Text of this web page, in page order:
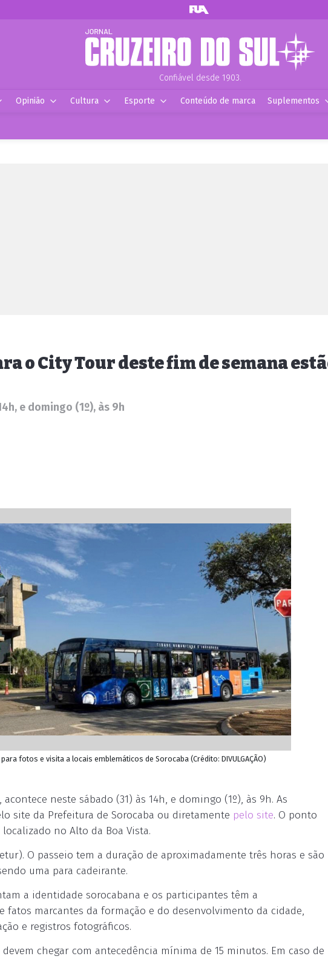
Confiável desde 1903.
Opinião Cultura Esporte Conteúdo de marca Suplementos
o City Tour deste fim de semana
e domingo (1º), às 9h
fotos e visita a locais emblemáticos de Sorocaba (Crédito: DIVULGAÇÃO)
neste sábado (31) às 14h, e domingo (1º), às 9h. As
site da Prefeitura de Sorocaba ou diretamente pelo site. O ponto
no Alto da Boa Vista.
O passeio tem a duração de aproximadamente três horas e são
uma para cadeirante.
a identidade sorocabana e os participantes têm a
marcantes da formação e do desenvolvimento da cidade,
e registros fotográficos.
chegar com antecedência mínima de 15 minutos. Em caso de